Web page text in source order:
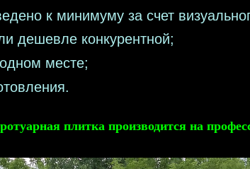
к минимуму за счет
дешевле конкурентной;
месте;
плитка производится на